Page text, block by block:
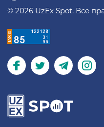
© 2026 UzEx Spot. Все